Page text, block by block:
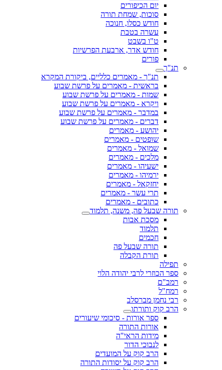
יום הכיפורים
סוכות, שמחת תורה
חודש כסלו, חנוכה
עשרה בטבת
ט"ו בשבט
חודש אדר, ארבעת הפרשיות
פורים
תנ"ך
תנ"ך - מאמרים כלליים, ביקורת המקרא
בראשית - מאמרים על פרשת שבוע
שמות - מאמרים על פרשת שבוע
ויקרא - מאמרים על פרשת שבוע
במדבר - מאמרים על פרשת שבוע
דברים - מאמרים על פרשת שבוע
יהושע - מאמרים
שופטים - מאמרים
שמואל - מאמרים
מלכים - מאמרים
ישעיהו - מאמרים
ירמיהו - מאמרים
יחזקאל - מאמרים
תרי עשר - מאמרים
כתובים - מאמרים
תורה שבעל פה, משנה, תלמוד
מסכת אבות
תלמוד
חכמים
תורה שבעל פה
תורת הקבלה
תפילה
ספר הכוזרי לרבי יהודה הלוי
רמב"ם
רמח"ל
רבי נחמן מברסלב
הרב קוק ותורתו
ספר אורות - סיכומי שיעורים
אורות התורה
מידות הראי"ה
לנבוכי הדור
הרב קוק על המועדים
הרב קוק על יסודות התורה